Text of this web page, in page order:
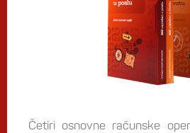
Četiri osnovne računske